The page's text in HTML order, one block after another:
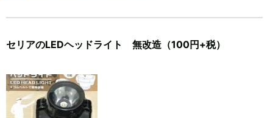
セリアのLEDヘッドライト 無改造（100円+税）